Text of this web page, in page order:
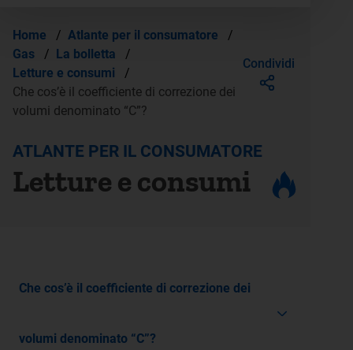
Home / Atlante per il consumatore
/
Gas
/ La bolletta
/
Letture e consumi
/
Che cos’è il coefficiente di correzione dei
volumi denominato “C”?
Condividi
ATLANTE PER IL CONSUMATORE
Letture e consumi
Che cos’è il coefficiente di correzione dei
volumi denominato “C”?